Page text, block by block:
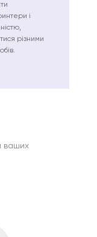
і
різними
ваших